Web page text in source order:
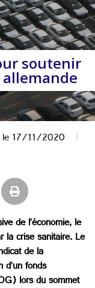
soutenir
17/11/2020
de l’économie, le
la crise sanitaire. Le
de la
fonds
lors du sommet